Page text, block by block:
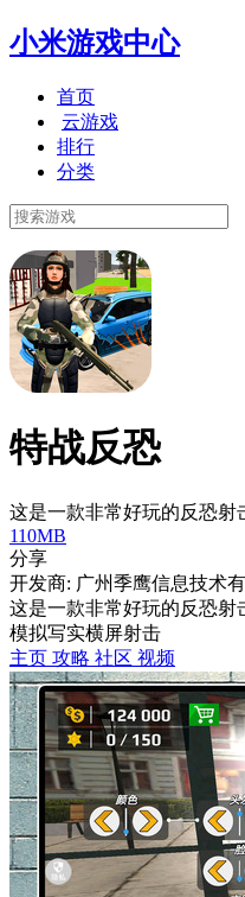
小米游戏中心
首页
云游戏
排行
分类
特战反恐
这是一款非常好玩的反恐射
110MB
分享
开发商: 广州季鹰信息技术
这是一款非常好玩的反恐射
模拟写实横屏射击
主页 攻略 社区 视频